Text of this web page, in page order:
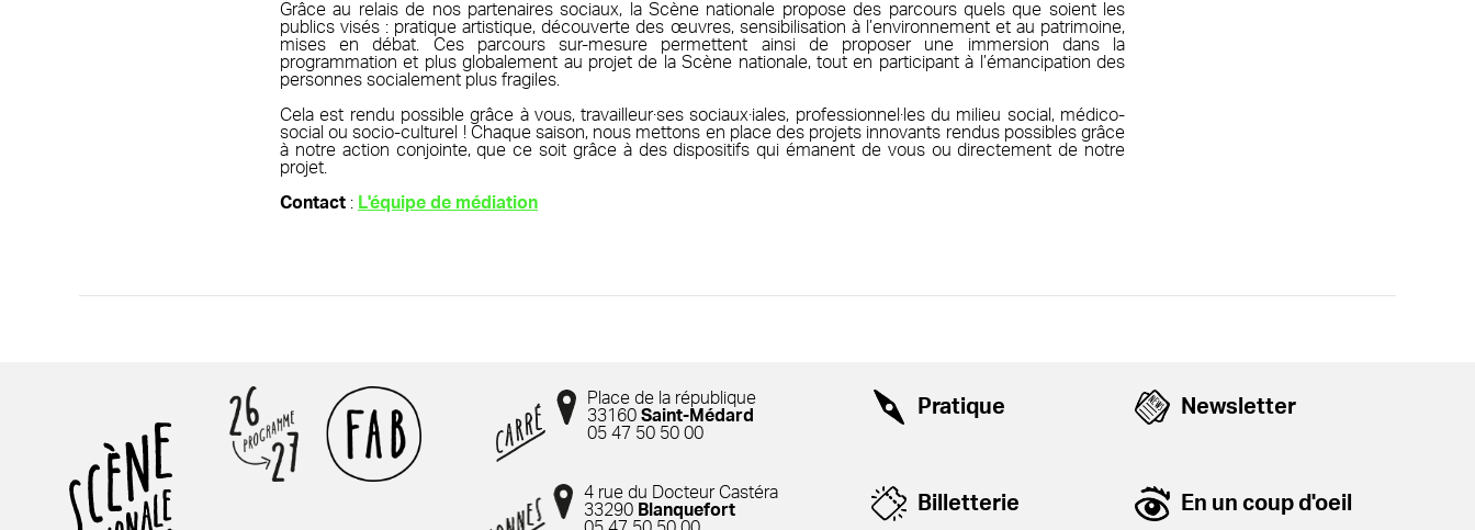
Grâce au relais de nos partenaires sociaux, la Scène nationale propose des parcours quels que soient les
publics visés : pratique artistique, découverte des œuvres, sensibilisation à l’environnement et au patrimoine,
mises en débat. Ces parcours sur-mesure permettent ainsi de proposer une immersion dans la
programmation et plus globalement au projet de la Scène nationale, tout en participant à l’émancipation des
personnes socialement plus fragiles.
Cela est rendu possible grâce à vous, travailleur·ses sociaux·iales, professionnel·les du milieu social, médico-
social ou socio-culturel ! Chaque saison, nous mettons en place des projets innovants rendus possibles grâce
à notre action conjointe, que ce soit grâce à des dispositifs qui émanent de vous ou directement de notre
projet.
Contact : L'équipe de médiation
Place de la république
33160 Saint-Médard
05 47 50 50 00
4 rue du Docteur Castéra
33290 Blanquefort
Pratique Newsletter
Billetterie En un coup d'oeil